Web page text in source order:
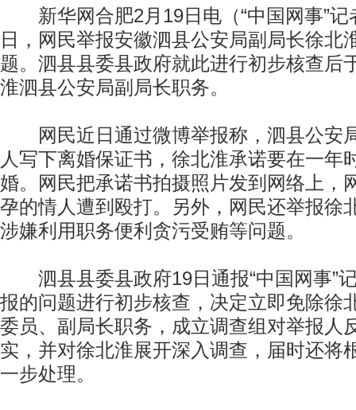
新华网合肥2月19日电（“中国网事”
日，网民举报安徽泗县公安局副局长徐北
题。泗县县委县政府就此进行初步核查后
淮泗县公安局副局长职务。
网民近日通过微博举报称，泗县公安
人写下离婚保证书，徐北淮承诺要在一年
婚。网民把承诺书拍摄照片发到网络上，
孕的情人遭到殴打。另外，网民还举报徐
涉嫌利用职务便利贪污受贿等问题。
泗县县委县政府19日通报“中国网事”
报的问题进行初步核查，决定立即免除徐
委员、副局长职务，成立调查组对举报人
实，并对徐北淮展开深入调查，届时还将
一步处理。